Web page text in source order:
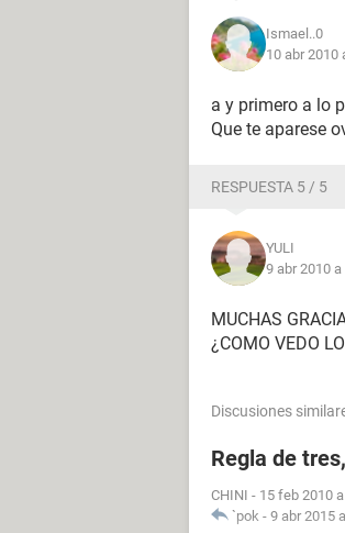
Ismael..0
10 abr 2010
a y primero a lo
Que te aparese
RESPUESTA 5 / 5
YULI
9 abr 2010
MUCHAS
¿COMO VEDO
Discusiones
Regla de
CHINI - 15 feb 2010
`pok - 9 abr 2015